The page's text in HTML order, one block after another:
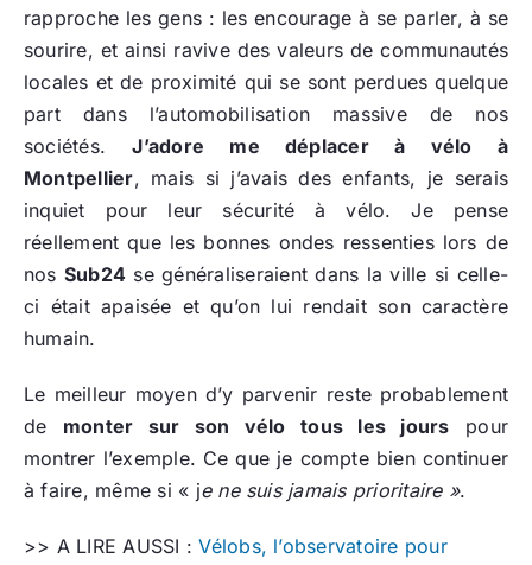
rapproche les gens : les encourage à se parler, à se
sourire, et ainsi ravive des valeurs de communautés
locales et de proximité qui se sont perdues quelque
part dans l’automobilisation massive de nos
sociétés.J’adore me déplacer à vélo à
Montpellier, mais si j’avais des enfants, je serais
inquiet pour leur sécurité à vélo. Je pense
réellement que les bonnes ondes ressenties lors de
nos Sub24 se généraliseraient dans la ville si celle-
ci était apaisée et qu’on lui rendait son caractère
humain.
Le meilleur moyen d’y parvenir reste probablement
de monter sur son vélo tous les jours pour
montrer l’exemple. Ce que je compte bien continuer
à faire, même si « je ne suis jamais prioritaire ».
>> A LIRE AUSSI :Vélobs, l’observatoire pour